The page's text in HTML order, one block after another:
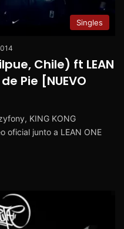
Singles
Chile) ft LEAN
Pie [NUEVO
KING KONG
oficial junto a LEAN ONE